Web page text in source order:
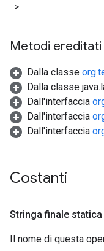
>
Metodi ereditati
Dalla classe
Dalla classe
Dall'interfaccia
Dall'interfaccia
Dall'interfaccia
Costanti
Stringa finale statica
Il nome di questa